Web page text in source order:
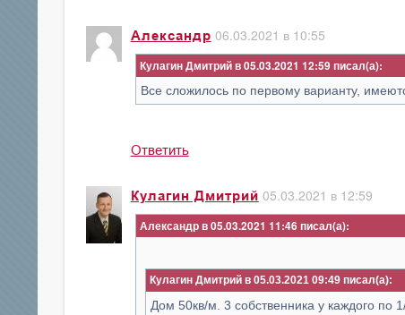
Александр 06.03.2021 в 10:55
Кулагин Дмитрий в 05.03.2021 12:59
Все сложилось по первому варианту,
Ответить
Кулагин Дмитрий 05.03.2021 в 12:59
Александр в 05.03.2021 11:46
Кулагин Дмитрий в 05.03.2021 09:49
Дом 50кв/м. 3 собственника у каждого по